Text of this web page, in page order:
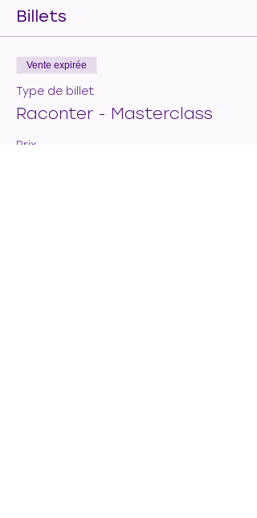
Billets
Vente expirée
Type de billet
Raconter - Masterclass
Prix